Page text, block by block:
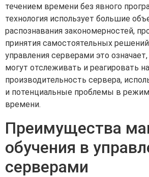
течением времени без явного
технология использует большие
распознавания закономерностей,
принятия самостоятельных
управления серверами это
могут отслеживать и реагировать на
производительность сервера,
и потенциальные проблемы в
времени.
Преимущества
обучения в
серверами